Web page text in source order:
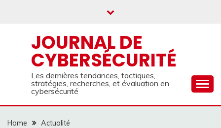
JOURNAL DE
CYBERSÉCURITÉ
Les dernières tendances, tactiques,
stratégies, recherches, et évaluation en
cybersécurité
Home
Actualité